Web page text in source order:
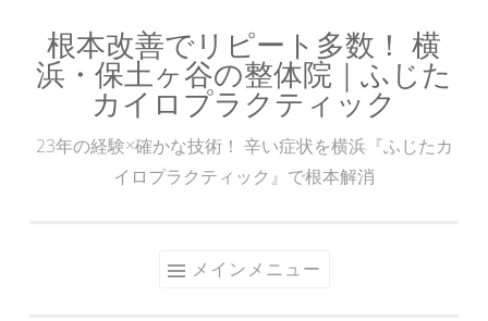
ン
根本改善でリピート多数！ 横
浜・保土ヶ谷の整体院｜ふじた
カイロプラクティック
23年の経験×確かな技術！ 辛い症状を横浜『ふじたカ
イロプラクティック』で根本解消
メインメニュー